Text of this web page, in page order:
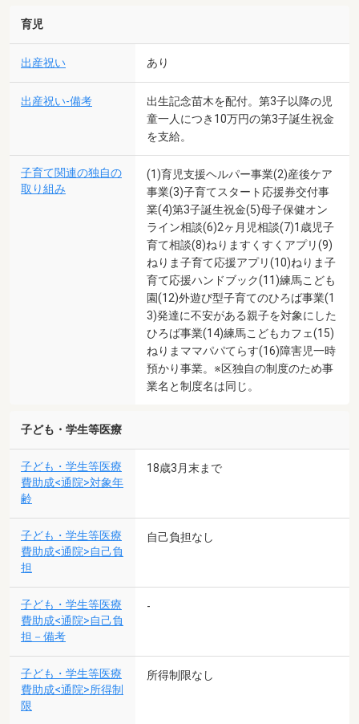
育児
出産祝い あり
出産祝い-備考
出生記念苗木を配付。第3子以降の児
童一人につき10万円の第3子誕生祝金
を支給。
子育て関連の独自の
取り組み
(1)育児支援ヘルパー事業(2)産後ケア
事業(3)子育てスタート応援券交付事
業(4)第3子誕生祝金(5)母子保健オン
ライン相談(6)2ヶ月児相談(7)1歳児子
育て相談(8)ねりますくすくアプリ(9)
ねりま子育て応援アプリ(10)ねりま子
育て応援ハンドブック(11)練馬こども
園(12)外遊び型子育てのひろば事業(1
3)発達に不安がある親子を対象にした
ひろば事業(14)練馬こどもカフェ(15)
ねりまママパパてらす(16)障害児一時
預かり事業。※区独自の制度のため事
業名と制度名は同じ。
子ども・学生等医療
子ども・学生等医療
費助成<通院>対象年
齢
18歳3月末まで
子ども・学生等医療
費助成<通院>自己負
担
自己負担なし
子ども・学生等医療
費助成<通院>自己負
担－備考
-
子ども・学生等医療
費助成<通院>所得制
限
所得制限なし